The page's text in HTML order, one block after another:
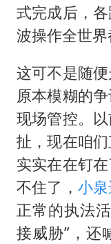
式完成后，
波操作全世界
这可不是随
原本模糊的
现场管控。
扯，现在咱
实实在在钉
不住了， 小
正常的执法
接威胁”，还